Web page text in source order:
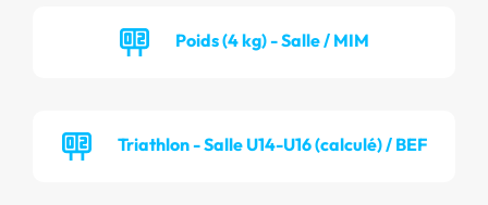
Poids (4 kg) - Salle / MIM
Triathlon - Salle U14-U16 (calculé) / BEF